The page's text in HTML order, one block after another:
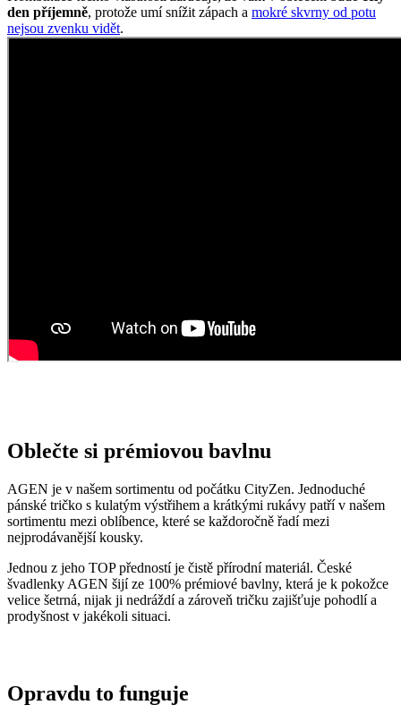
Oblečte si prémiovou bavlnu
AGEN je v našem sortimentu od počátku CityZen. Jednoduché
švadlenky AGEN šijí ze 100% prémiové bavlny, která je k pokožce
velice šetrná, nijak ji nedráždí a zároveň tričku zajišťuje pohodlí a
prodyšnost v jakékoli situaci.
Opravdu to funguje
To, že naše technologie doopravdy funguje, potvrzují výzkumy z
laboratoří a více než 150 tisíc spokojených zákazníků.
odpařování vlhkosti a potvrdilo, že oblečení je